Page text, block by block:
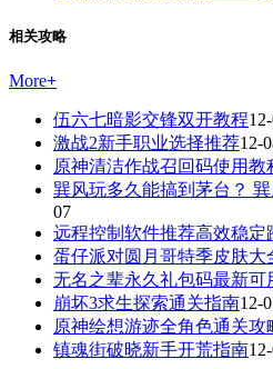
相关攻略
More+
伍六七暗影交锋双开教程
激战2新手职业选择推荐12-
原神清洁作战召回码使用教
巽风玩多久能搞到茅台？
07
远程控制软件推荐高效稳定
蛋仔派对圆月哥特季皮肤大
无名之辈永久礼包码最新可
崩坏3求生探索通关指南12-
原神绘想游迹全角色通关攻
镇魂街破晓新手开荒指南